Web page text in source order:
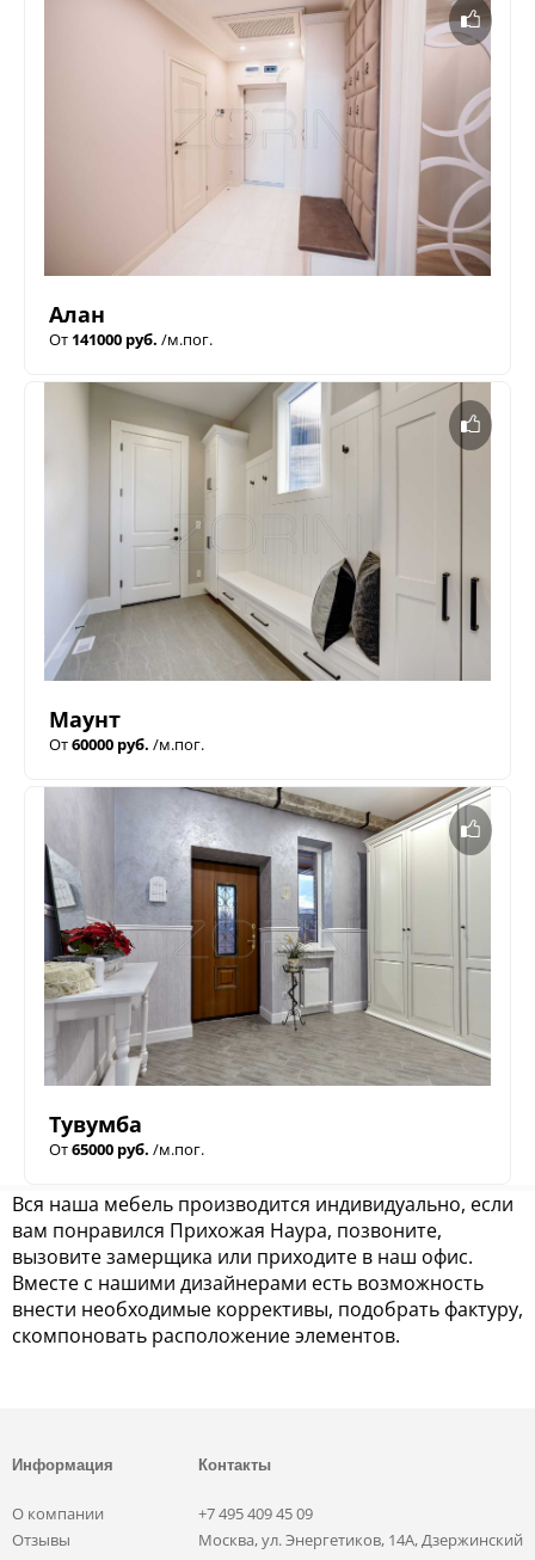
Алан
От 141000 руб. /м.пог.
Маунт
От60000 руб. /м.пог.
Тувумба
От65000 руб. /м.пог.
Вся наша мебель производится индивидуально, если
вам понравился Прихожая Наура, позвоните,
вызовите замерщика или приходите в наш офис.
Вместе с нашими дизайнерами есть возможность
внести необходимые коррективы, подобрать фактуру,
скомпоновать расположение элементов.
Информация
О компании
Отзывы
Контакты
+7 495 409 45 09
Москва, ул. Энергетиков, 14А, Дзержинский